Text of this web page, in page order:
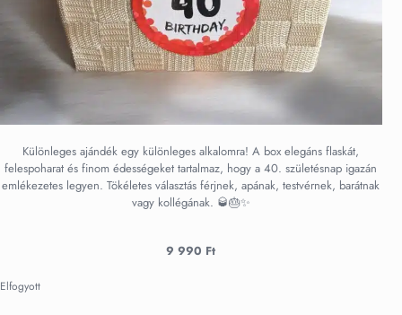
Különleges ajándék egy különleges alkalomra! A box elegáns flaskát,
felespoharat és finom édességeket tartalmaz, hogy a 40. születésnap igazán
emlékezetes legyen. Tökéletes választás férjnek, apának, testvérnek, barátnak
vagy kollégának. 🥃🎂✨
9 990 Ft
Elfogyott